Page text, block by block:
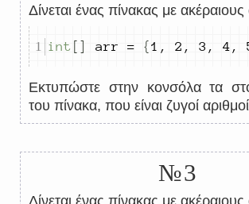
Δίνεται ένας πίνακας με
int [] arr = {1 , 2 , 3 , 4 ,
Εκτυπώστε στην κονσόλα τα
του πίνακα, που είναι ζυγοί
№3
Δίνεται ένας πίνακας με